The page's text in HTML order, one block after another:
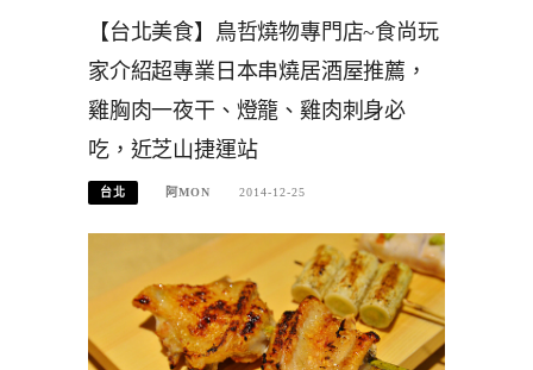
【台北美食】鳥哲燒物專門店~食尚玩
家介紹超專業日本串燒居酒屋推薦，
雞胸肉一夜干、燈籠、雞肉刺身必
吃，近芝山捷運站
台北 阿MON 2014-12-25